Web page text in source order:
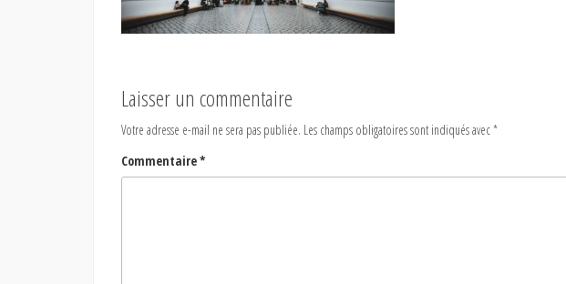
Laisser un commentaire
Votre adresse e-mail ne sera pas publiée. Les champs obligatoires sont indiqués avec*
Commentaire*